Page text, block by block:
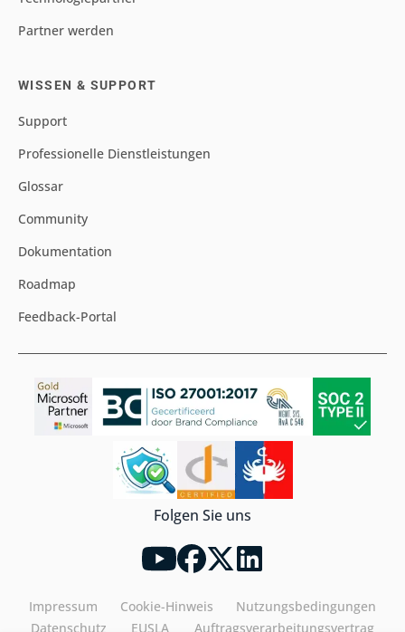
Partner werden
WISSEN & SUPPORT
Support
Professionelle Dienstleistungen
Glossar
Community
Dokumentation
Roadmap
Feedback-Portal
Folgen Sie uns
Impressum Cookie-Hinweis
Nutzungsbedingungen
Datenschutz
EUSLA Auftragsverarbeitungsvertrag